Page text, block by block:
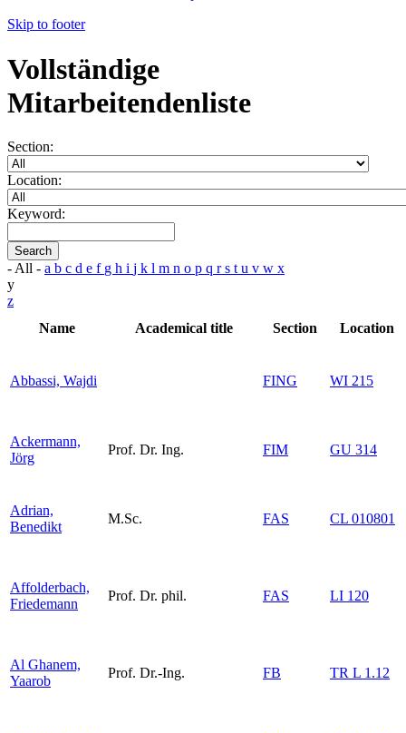
Skip to footer
Vollständige
Mitarbeitendenliste
Section:
Location:
Keyword:
Search
- All - a b c d e f g h i j k l m n o p q rs t u v w x
y
z
Name
Academical title Section Location
Abbassi, Wajdi FING WI 215
Ackermann,
Jörg
Prof. Dr. Ing. FIM GU 314
Adrian,
Benedikt
M.Sc. FAS CL 010801
Affolderbach,
Friedemann
Prof. Dr. phil. FAS LI 120
Al Ghanem,
Yaarob
Prof. Dr.-Ing. FB TR L 1.12